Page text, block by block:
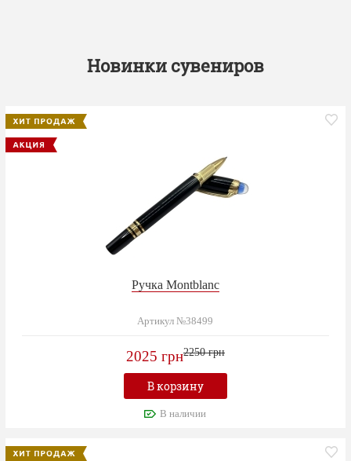
Новинки сувениров
Ручка Montblanc
Артикул №38499
2025 грн2250 грн
В корзину
В наличии